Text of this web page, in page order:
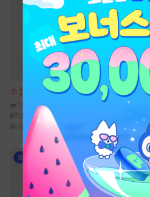
소설 또다시 파고드는 [단행본]
1.5만
#직진남 # 철벽녀
#다정남